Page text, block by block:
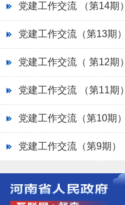
党建工作交流 （第14期）
党建工作交流（第13期）
党建工作交流（ 第12期）
党建工作交流 （第11期）
党建工作交流（第10期）
党建工作交流（第9期）